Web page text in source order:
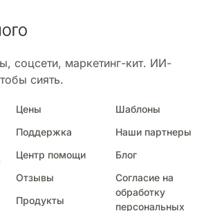
соцсети, маркетинг-кит. ИИ-
сиять.
Цены
Поддержка
Центр помощи
Отзывы
Продукты
Шаблоны
Наши партнеры
Блог
Согласие на
обработку
персональных